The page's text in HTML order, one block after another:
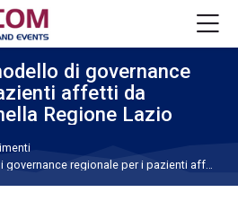
di governance
affetti da
Regione Lazio
Proposta di un modello di governance regionale per i pazienti affetti da iperpotassemia nella Regione Lazio